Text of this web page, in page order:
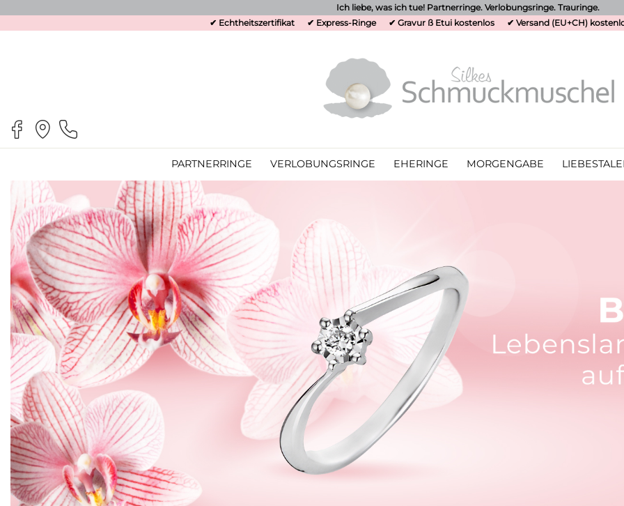
Ich liebe, was ich tue! Partnerringe. Verlobungsringe. Trauringe.
✔ Echtheitszertifikat
✔ Express-Ringe ✔ Gravur ß Etui kostenlos ✔ Versand (EU+CH)
PARTNERRINGE VERLOBUNGSRINGE EHERINGE MORGENGABE